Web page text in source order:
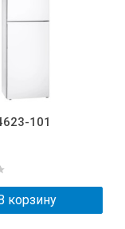
101
В корзину